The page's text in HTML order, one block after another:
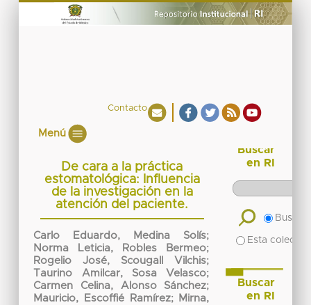
Contacto
Menú
De cara a la práctica
estomatológica: Influencia
de la investigación en la
atención del paciente.
Carlo Eduardo, Medina Solís;
Norma Leticia, Robles Bermeo;
Rogelio José, Scougall Vilchis;
Taurino Amilcar, Sosa Velasco;
Carmen Celina, Alonso Sánchez;
Mauricio, Escoffié Ramírez;
Mirna,
Buscar
en RI
Buscar
Esta
Buscar
en RI